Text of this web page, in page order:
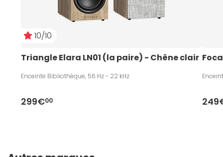
10/10
Triangle Elara LN01 (la paire) - Chêne clair
Enceinte Bibliothèque, 56 Hz - 22 kHz
299€00